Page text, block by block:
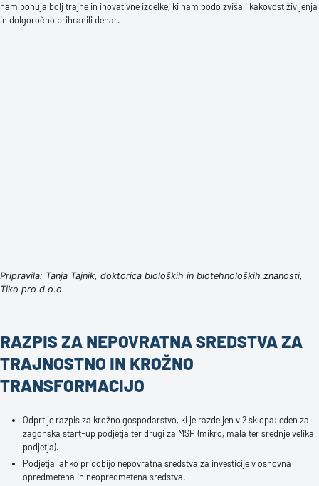
nam ponuja bolj trajne in inovativne izdelke, ki nam bodo zvišali kakovost življenja
in dolgoročno prihranili denar.
Pripravila: Tanja Tajnik, doktorica bioloških in biotehnoloških znanosti,
Tiko pro d.o.o.
RAZPIS ZA NEPOVRATNA SREDSTVA ZA
TRAJNOSTNO IN KROŽNO
TRANSFORMACIJO
Odprt je razpis za krožno gospodarstvo, ki je razdeljen v 2 sklopa: eden za
zagonska start-up podjetja ter drugi za MSP (mikro, mala ter srednje velika
podjetja).
Podjetja lahko pridobijo nepovratna sredstva za investicije v osnovna
opredmetena in neopredmetena sredstva.